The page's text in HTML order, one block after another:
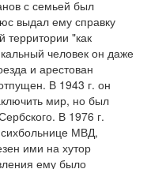
с семьей был
выдал ему справку
территории "как
человек он даже
и арестован
В 1943 г. он
мир, но был
В 1976 г.
МВД,
ими на хутор
ему было